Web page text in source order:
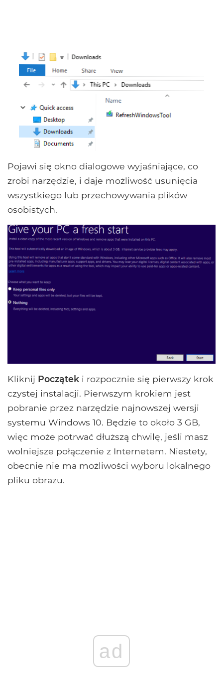
Pojawi się okno dialogowe wyjaśniające, co
zrobi narzędzie, i daje możliwość usunięcia
wszystkiego lub przechowywania plików
osobistych.
Kliknij Początek i rozpocznie się pierwszy krok
czystej instalacji. Pierwszym krokiem jest
pobranie przez narzędzie najnowszej wersji
systemu Windows 10. Będzie to około 3 GB,
więc może potrwać dłuższą chwilę, jeśli masz
wolniejsze połączenie z Internetem. Niestety,
obecnie nie ma możliwości wyboru lokalnego
pliku obrazu.
ad